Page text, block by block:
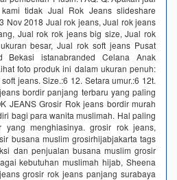
tidak Jual Rok Jeans slideshare
Nov 2018 Jual rok jeans, Jual rok jeans
Jual rok rok jeans big size, Jual rok
besar, Jual rok soft jeans Pusat
Bekasi istanabranded Celana Anak
foto produk ini dalam ukuran penuh:
jeans. Size.:6 12. Setara umur.:6 12t.
bordir panjang terbaru yang paling
JEANS Grosir Rok jeans bordir murah
bagi para wanita muslimah. Hal paling
yang menghiasinya. grosir rok jeans,
busana muslim grosirhijabjakarta tags
dan penjualan busana muslim grosir
kebutuhan muslimah hijab, Sheena
grosir rok jeans panjang surabaya